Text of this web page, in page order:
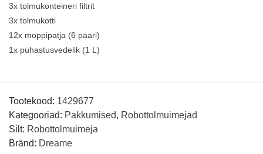
3x tolmukonteineri filtrit
3x tolmukotti
12x moppipatja (6 paari)
1x puhastusvedelik (1 L)
Tootekood: 1429677
Kategooriad: Pakkumised, Robottolmuimejad
Silt: Robottolmuimeja
Bränd: Dreame